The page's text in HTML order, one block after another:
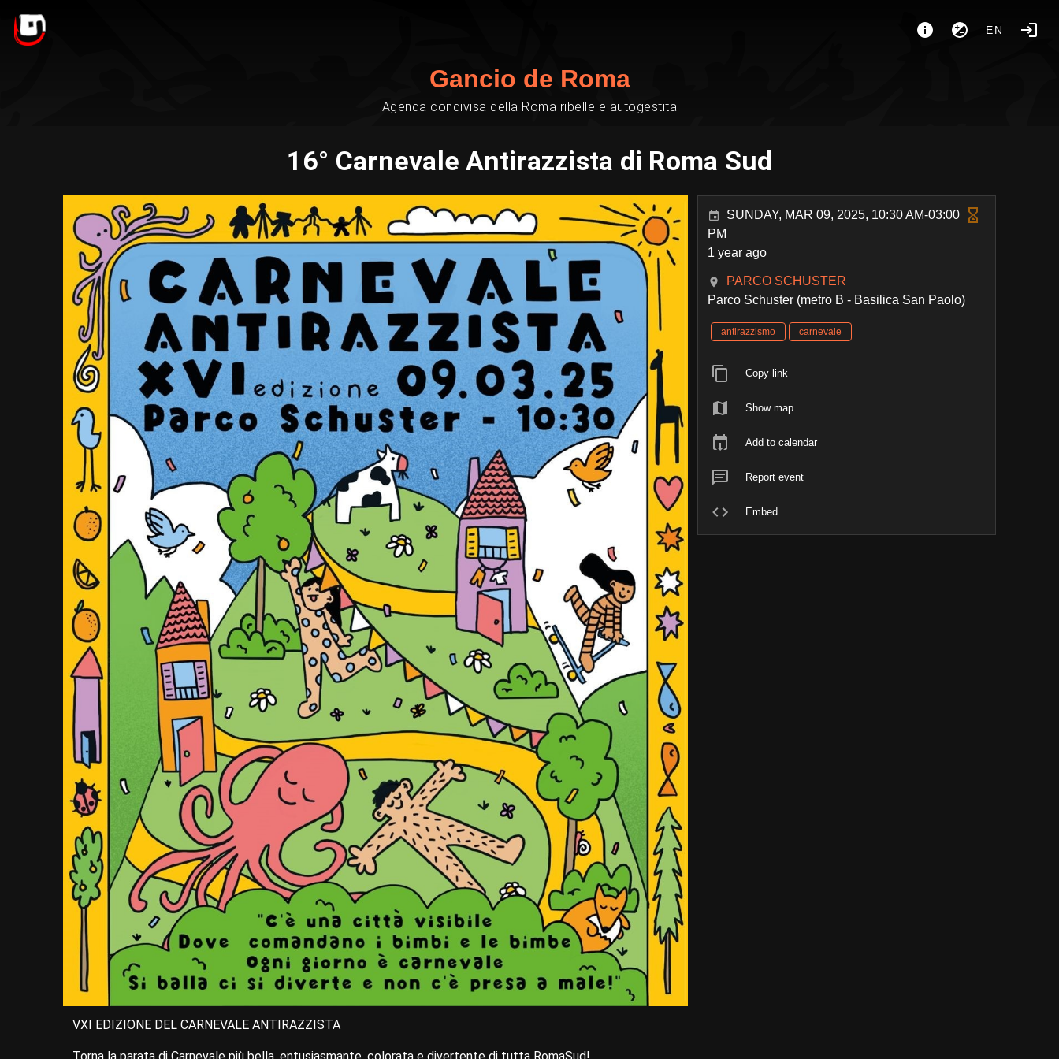
EN
Gancio de Roma
Agenda condivisa della Roma ribelle e autogestita
16° Carnevale Antirazzista di Roma Sud
VXI EDIZIONE DEL CARNEVALE ANTIRAZZISTA
SUNDAY, MAR 09, 2025, 10:30 AM-03:00
PM
1 year ago
PARCO SCHUSTER
Parco Schuster (metro B - Basilica San Paolo)
antirazzismo carnevale
Copy link
Show map
Add to calendar
Report event
Embed